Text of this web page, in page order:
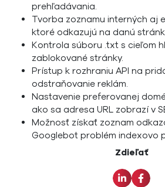
prehľadávania.
Tvorba zoznamu interných aj
ktoré odkazujú na danú
Kontrola súboru .txt s cieľom
zablokované stránky.
Prístup k rozhraniu API na
odstraňovanie reklám.
Nastavenie preferovanej
ako sa adresa URL zobrazí v
Možnosť získať zoznam
Googlebot problém indexovo
Zdieľať